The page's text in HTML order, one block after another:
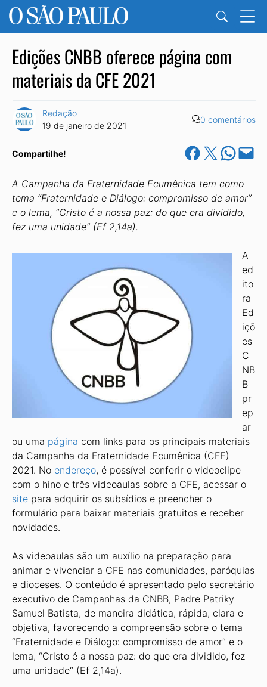
Edições CNBB oferece página com
materiais da CFE 2021
Redação
19 de janeiro de 2021
0 comentários
Compartilhe! Share on Facebook
Share on X Share on
Email this
A Campanha da Fraternidade Ecumênica tem como
tema “Fraternidade e Diálogo: compromisso de amor”
e o lema, “Cristo é a nossa paz: do que era dividido,
fez uma unidade” (Ef 2,14a).
A
ed
ito
ra
Ed
içõ
es
C
NB
B
pr
ep
ar
ou uma página com links para os principais materiais
da Campanha da Fraternidade Ecumênica (CFE)
2021. No endereço, é possível conferir o videoclipe
com o hino e três videoaulas sobre a CFE, acessar o
site para adquirir os subsídios e preencher o
formulário para baixar materiais gratuitos e receber
novidades.
As videoaulas são um auxílio na preparação para
animar e vivenciar a CFE nas comunidades, paróquias
e dioceses. O conteúdo é apresentado pelo secretário
executivo de Campanhas da CNBB, Padre Patriky
Samuel Batista, de maneira didática, rápida, clara e
objetiva, favorecendo a compreensão sobre o tema
“Fraternidade e Diálogo: compromisso de amor” e o
lema, “Cristo é a nossa paz: do que era dividido, fez
uma unidade” (Ef 2,14a).